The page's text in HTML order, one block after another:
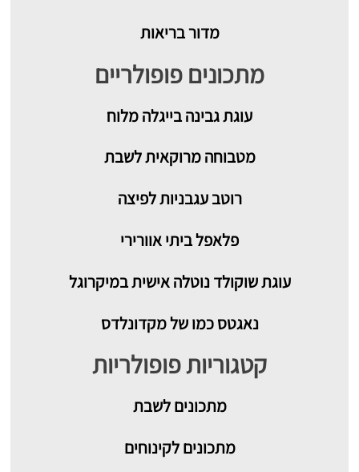
מדור בריאות
מתכונים פופולריים
עוגת גבינה בייגלה מלוח
מטבוחה מרוקאית לשבת
רוטב עגבניות לפיצה
פלאפל ביתי אוורירי
עוגת שוקולד נוטלה אישית במיקרוגל
נאגטס כמו של מקדונלדס
קטגוריות פופולריות
מתכוניםלשבת
מתכונים לקינוחים